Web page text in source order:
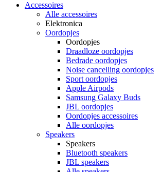
Accessoires
Alle accessoires
Elektronica
Oordopjes
Oordopjes
Draadloze oordopjes
Bedrade oordopjes
Noise cancelling oordopjes
Sport oordopjes
Apple Airpods
Samsung Galaxy Buds
JBL oordopjes
Oordopjes accessoires
Alle oordopjes
Speakers
Speakers
Bluetooth speakers
JBL speakers